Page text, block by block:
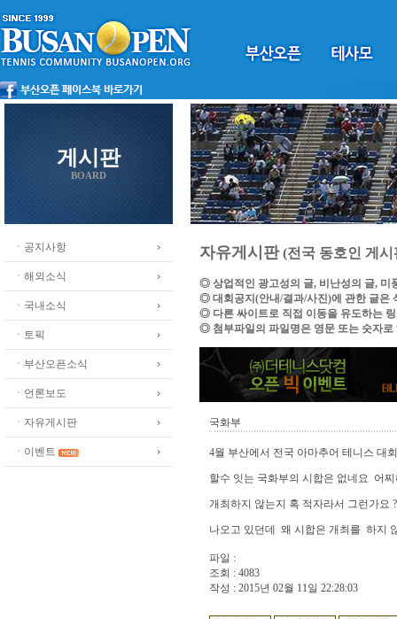
게시판
BOARD
ㆍ공지사항
ㆍ해외소식
ㆍ국내소식
ㆍ토픽
ㆍ부산오픈소식
ㆍ언론보도
ㆍ자유게시판
ㆍ이벤트
자유게시판(전국 동호인 게시
◎ 상업적인 광고성의 글, 비난성의 글, 미
◎ 대회공지(안내/결과/사진)에 관한 글은
◎ 다른 싸이트로 직접 이동을 유도하는
◎ 첨부파일의 파일명은 영문 또는 숫자로
국화부
4월 부산에서 전국 아마추어 테니스 대
할수 잇는 국화부의 시합은 없네요 어
개최하지 않는지 혹 적자라서 그런가요
나오고 있던데 왜 시합은 개최를 하지
파일 :
조회 : 4083
작성 : 2015년 02월 11일 22:28:03